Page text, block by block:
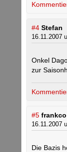
#4 Stefan
16.11.2007
Onkel
zur
#5 frankco
16.11.2007
Die Bazis